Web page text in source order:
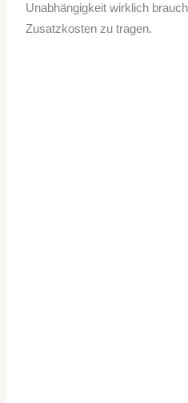
Unabhängigkeit wirklich
Zusatzkosten zu tragen.